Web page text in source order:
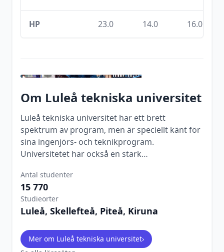
HP 23.0 14.0 16.0
Om Luleå tekniska universitet
Luleå tekniska universitet har ett brett
spektrum av program, men är speciellt känt för
sina ingenjörs- och teknikprogram.
Universitetet har också en stark
naturvetenskap.
Antal studenter
15 770
Studieorter
Luleå, Skellefteå, Piteå, Kiruna
Mer om Luleå tekniska universitet›